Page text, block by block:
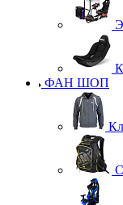
ФАН ШОП